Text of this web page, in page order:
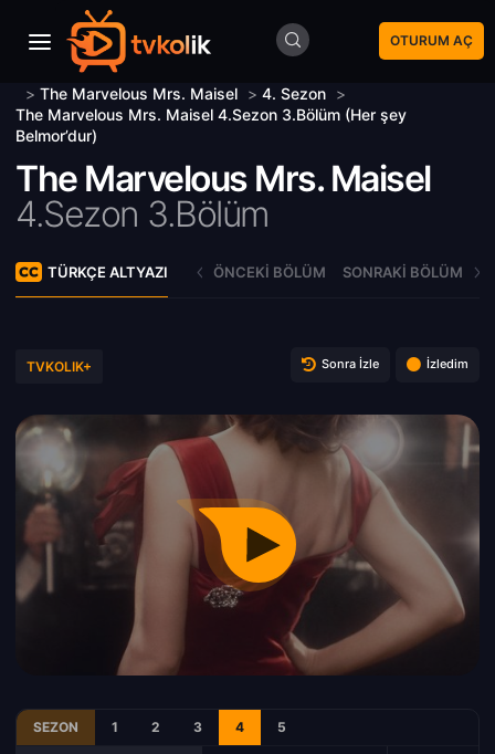
OTURUM AÇ
> The Marvelous Mrs. Maisel > 4. Sezon >
The Marvelous Mrs. Maisel 4.Sezon 3.Bölüm (Her şey
Belmor’dur)
The Marvelous Mrs. Maisel
4.Sezon 3.Bölüm
TÜRKÇE ALTYAZI ÖNCEKI BÖLÜM SONRAKI BÖLÜM
TVKOLIK+ Sonra İzle İzledim
SEZON 1 2 3 4 5